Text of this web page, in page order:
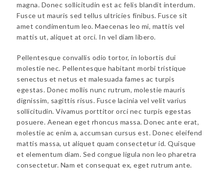
magna. Donec sollicitudin est ac felis blandit interdum.
Fusce ut mauris sed tellus ultricies finibus. Fusce sit
amet condimentum leo. Maecenas leo mi, mattis vel
mattis ut, aliquet at orci. In vel diam libero.
Pellentesque convallis odio tortor, in lobortis dui
molestie nec. Pellentesque habitant morbi tristique
senectus et netus et malesuada fames ac turpis
egestas. Donec mollis nunc rutrum, molestie mauris
dignissim, sagittis risus. Fusce lacinia vel velit varius
sollicitudin. Vivamus porttitor orci nec turpis egestas
posuere. Aenean eget rhoncus massa. Donec ante erat,
molestie ac enim a, accumsan cursus est. Donec eleifend
mattis massa, ut aliquet quam consectetur id. Quisque
et elementum diam. Sed congue ligula non leo pharetra
consectetur. Nam et consequat ex, eget rutrum ante.